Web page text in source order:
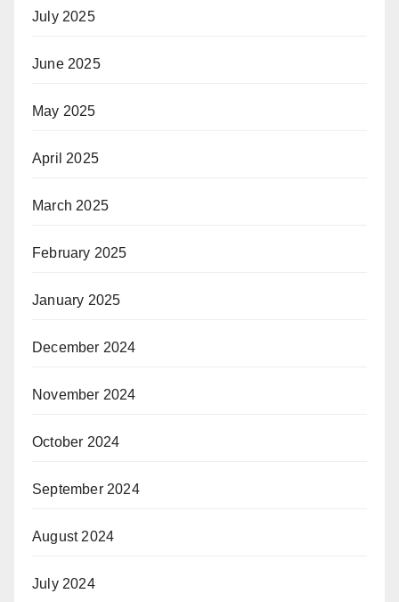
July 2025
June 2025
May 2025
April 2025
March 2025
February 2025
January 2025
December 2024
November 2024
October 2024
September 2024
August 2024
July 2024